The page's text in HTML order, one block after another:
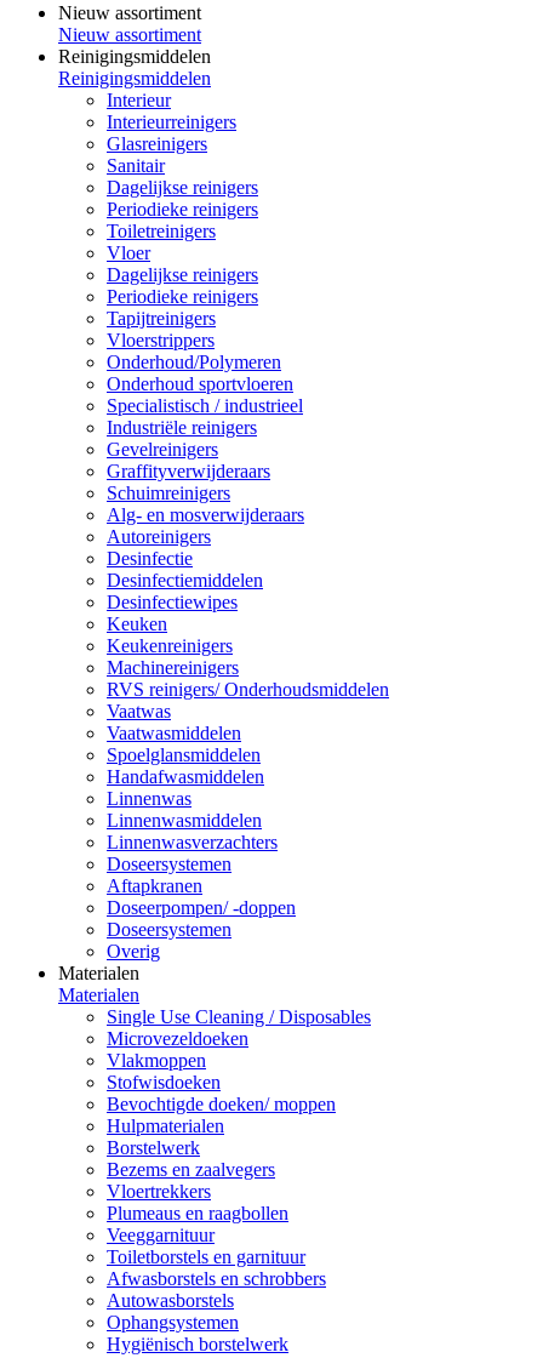
Nieuw assortiment
Nieuw assortiment
Reinigingsmiddelen
Reinigingsmiddelen
Interieur
Interieurreinigers
Glasreinigers
Sanitair
Dagelijkse reinigers
Periodieke reinigers
Toiletreinigers
Vloer
Dagelijkse reinigers
Periodieke reinigers
Tapijtreinigers
Vloerstrippers
Onderhoud/Polymeren
Onderhoud sportvloeren
Specialistisch / industrieel
Industriële reinigers
Gevelreinigers
Graffityverwijderaars
Schuimreinigers
Alg- en mosverwijderaars
Autoreinigers
Desinfectie
Desinfectiemiddelen
Desinfectiewipes
Keuken
Keukenreinigers
Machinereinigers
RVS reinigers/ Onderhoudsmiddelen
Vaatwas
Vaatwasmiddelen
Spoelglansmiddelen
Handafwasmiddelen
Linnenwas
Linnenwasmiddelen
Linnenwasverzachters
Doseersystemen
Aftapkranen
Doseerpompen/ -doppen
Doseersystemen
Overig
Materialen
Materialen
Single Use Cleaning / Disposables
Microvezeldoeken
Vlakmoppen
Stofwisdoeken
Bevochtigde doeken/ moppen
Hulpmaterialen
Borstelwerk
Bezems en zaalvegers
Vloertrekkers
Plumeaus en raagbollen
Veeggarnituur
Toiletborstels en garnituur
Afwasborstels en schrobbers
Autowasborstels
Ophangsystemen
Hygiënisch borstelwerk